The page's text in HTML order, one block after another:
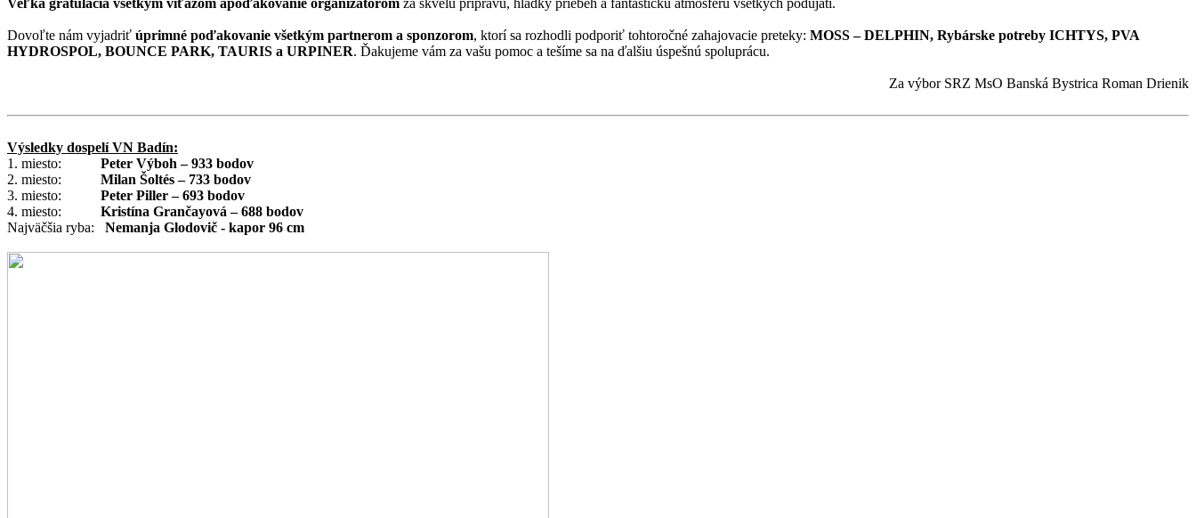
Veľká gratulácia všetkým víťazom apoďakovanie organizátorom za skvelú prípravu, hladký priebeh a fantastickú atmosféru všetkých podujatí.
Dovoľte nám vyjadriť úprimné poďakovanie všetkým partnerom a sponzorom, ktorí sa rozhodli podporiť tohtoročné zahajovacie preteky: MOSS – DELPHIN, Rybárske potreby ICHTYS, PVA
HYDROSPOL, BOUNCE PARK, TAURIS a URPINER. Ďakujeme vám za vašu pomoc a tešíme sa na ďalšiu úspešnú spoluprácu.
Za výbor SRZ MsO Banská Bystrica Roman Drienik
Výsledky dospelí VN Badín:
1. miesto: Peter Výboh – 933 bodov
2. miesto: Milan Šoltés – 733 bodov
3. miesto: Peter Piller – 693 bodov
4. miesto: Kristína Grančayová – 688 bodov
Najväčšia ryba: Nemanja Glodovič - kapor 96 cm